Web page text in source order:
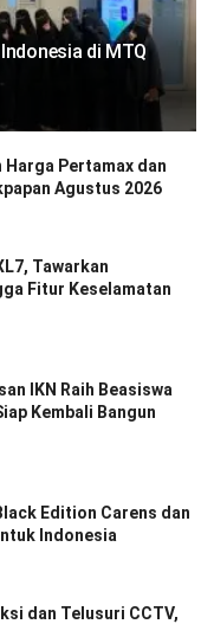
di MTQ
Harga Pertamax dan
Agustus 2026
Tawarkan
Fitur Keselamatan
IKN Raih Beasiswa
Kembali Bangun
Edition Carens dan
Indonesia
dan Telusuri CCTV,